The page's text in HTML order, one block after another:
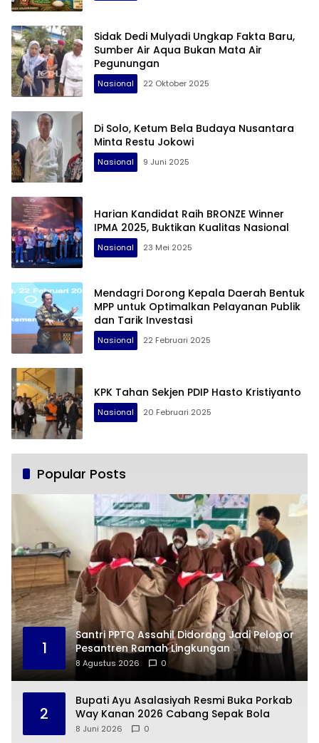
Sidak Dedi Mulyadi Ungkap Fakta Baru,
Sumber Air Aqua Bukan Mata Air
Pegunungan
Nasional 22 Oktober 2025
Di Solo, Ketum Bela Budaya Nusantara
Minta Restu Jokowi
Nasional 9 Juni 2025
Harian Kandidat Raih BRONZE Winner
IPMA 2025, Buktikan Kualitas Nasional
Nasional 23 Mei 2025
Mendagri Dorong Kepala Daerah Bentuk
MPP untuk Optimalkan Pelayanan Publik
dan Tarik Investasi
Nasional 22 Februari 2025
KPK Tahan Sekjen PDIP Hasto Kristiyanto
Nasional 20 Februari 2025
Popular Posts
1
Santri PPTQ Assahil Didorong Jadi Pelopor
Pesantren Ramah Lingkungan
8 Agustus 2026 0
2
Bupati Ayu Asalasiyah Resmi Buka Porkab
Way Kanan 2026 Cabang Sepak Bola
8 Juni 2026 0